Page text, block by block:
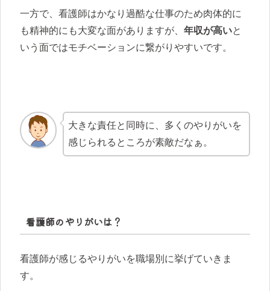
一方で、看護師はかなり過酷な仕事のため肉体的に
も精神的にも大変な面がありますが、 年収が高いと
いう面ではモチベーションに繋がりやすいです。
大きな責任と同時に、多くのやりがいを
感じられるところが素敵だなぁ。
看護師のやりがいは？
看護師が感じるやりがいを職場別に挙げていきま
す。